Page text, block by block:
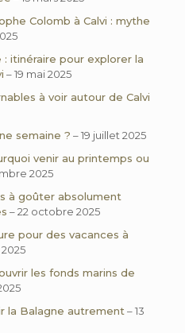
Colomb à Calvi : mythe
itinéraire pour explorer la
– 19 mai 2025
à voir autour de Calvi
semaine ? – 19 juillet 2025
venir au printemps ou
2025
à goûter absolument
– 22 octobre 2025
pour des vacances à
les fonds marins de
la Balagne autrement – 13